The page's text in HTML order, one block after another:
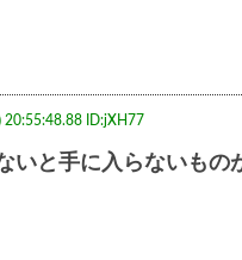
ID:jXH77
いと手に入らないもの